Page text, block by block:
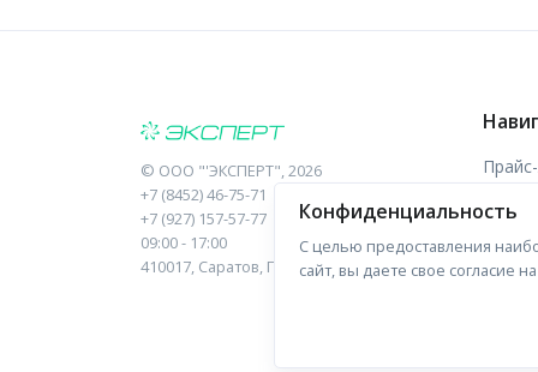
© ООО "'ЭКСПЕРТ", 2026
+7 (8452) 46-75-71
+7 (927) 157-57-77
09:00 - 17:00
410017, Саратов, Пугачева, 10 к1, оф.23
Отзывы
Форма
Конфиденциальность
С целью предоставления
сайт, вы даете свое согласие